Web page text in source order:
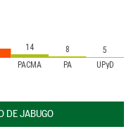
PACMA PA UPyD
14 8 5
DE JABUGO